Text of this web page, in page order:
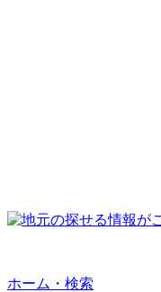
ホーム・検索